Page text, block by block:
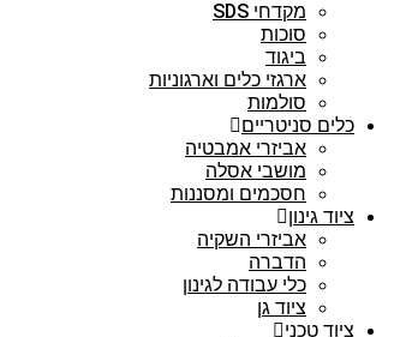
מקדחי SDS
סוכות
ביגוד
ארגזי כלים וארגוניות
סולמות
כלים סניטריים
אביזרי אמבטיה
מושבי אסלה
חסכמים ומסננות
ציוד גינון
אביזרי השקיה
הדברה
כלי עבודה לגינון
ציוד גן
ציוד טכני